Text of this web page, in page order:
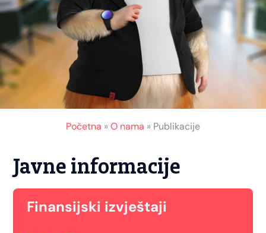
Početna »O nama » Publikacije
Javne informacije
Finansijski izvještaji